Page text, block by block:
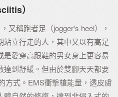
）
又稱跑者足（jogger's heel），
立行走的人，其中又以有高足
是愛穿高跟鞋的男女身上更容易
到舒緩。但由於雙腳天天都要
方式。EMS衝擊槍能量，透皮膚